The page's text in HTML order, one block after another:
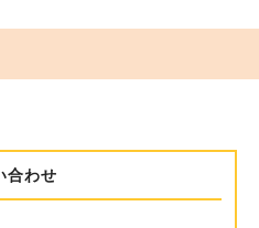
合わせ